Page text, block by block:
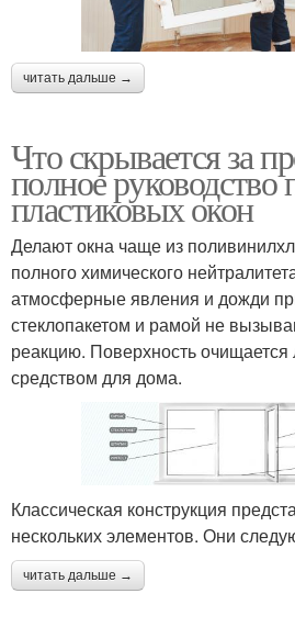
читать дальше →
Что скрывается за
полное руководство
пластиковых окон
Делают окна чаще из
полного химического
атмосферные явления и дожди
стеклопакетом и рамой не
реакцию. Поверхность
средством для дома.
Классическая конструкция
нескольких элементов. Они
читать дальше →